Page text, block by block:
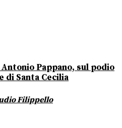
Pappano, sul podio
di Santa Cecilia
Filippello